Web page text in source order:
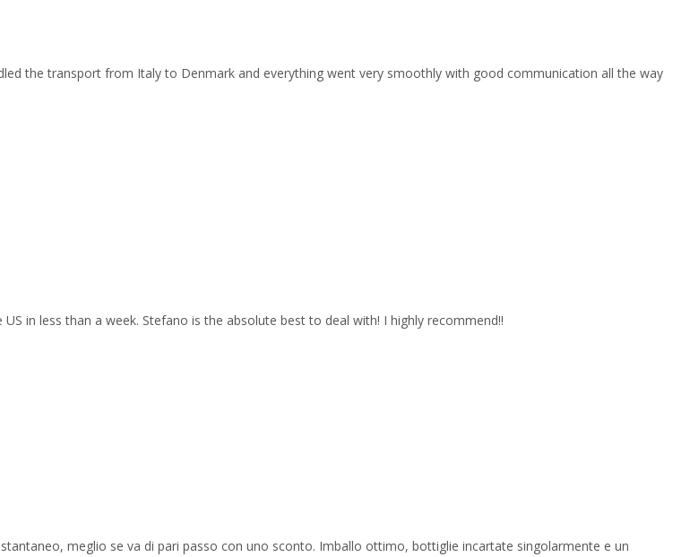
the transport from Italy to Denmark and everything went very smoothly with good communication all the way
in less than a week. Stefano is the absolute best to deal with! I highly recommend!!
meglio se va di pari passo con uno sconto. Imballo ottimo, bottiglie incartate singolarmente e un